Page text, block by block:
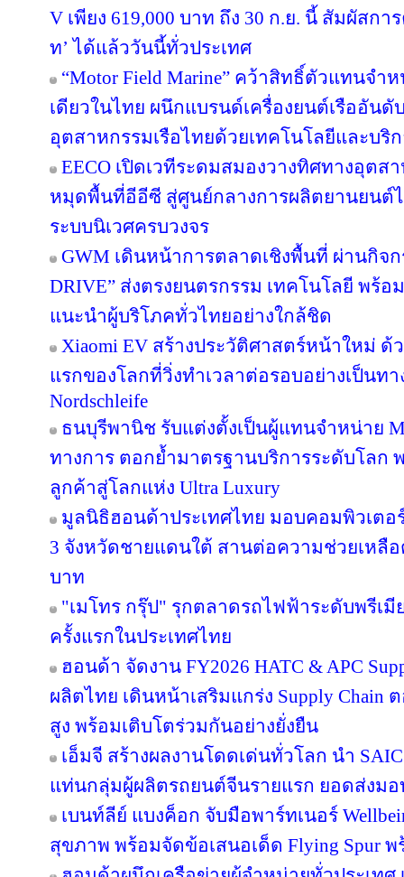
V เพียง 619,000 บาท ถึง 30 ก.ย. นี้ สัมผัสก
ท’ ได้แล้ววันนี้ทั่วประเทศ
“Motor Field Marine” คว้าสิทธิ์ตัวแทนจำห
เดียวในไทย ผนึกแบรนด์เครื่องยนต์เรืออันดั
อุตสาหกรรมเรือไทยด้วยเทคโนโลยีและบริ
EECO เปิดเวทีระดมสมองวางทิศทางอุต
หมุดพื้นที่อีอีซี สู่ศูนย์กลางการผลิตยานยน
ระบบนิเวศครบวงจร
GWM เดินหน้าการตลาดเชิงพื้นที่ ผ่านกิจก
DRIVE” ส่งตรงยนตรกรรม เทคโนโลยี พร้
แนะนำผู้บริโภคทั่วไทยอย่างใกล้ชิด
Xiaomi EV สร้างประวัติศาสตร์หน้าใหม่
แรกของโลกที่วิ่งทำเวลาต่อรอบอย่างเป็นท
Nordschleife
ธนบุรีพานิช รับแต่งตั้งเป็นผู้แทนจำหน่าย
ทางการ ตอกย้ำมาตรฐานบริการระดับโลก
ลูกค้าสู่โลกแห่ง Ultra Luxury
มูลนิธิฮอนด้าประเทศไทย มอบคอมพิวเตอ
3 จังหวัดชายแดนใต้ สานต่อความช่วยเหลื
บาท
"เมโทร กรุ๊ป" รุกตลาดรถไฟฟ้าระดับพรีเมี
ครั้งแรกในประเทศไทย
ฮอนด้า จัดงาน FY2026 HATC & APC
ผลิตไทย เดินหน้าเสริมแกร่ง Supply
สูง พร้อมเติบโตร่วมกันอย่างยั่งยืน
เอ็มจี สร้างผลงานโดดเด่นทั่วโลก นำ
แท่นกลุ่มผู้ผลิตรถยนต์จีนรายแรก ยอดส่งม
เบนท์ลีย์ แบงค็อก จับมือพาร์ทเนอร์
สุขภาพ พร้อมจัดข้อเสนอเด็ด Flying Spur